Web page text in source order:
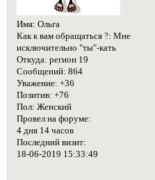
Имя: Ольга
Как к вам обращаться ?: Мне
исключительно "ты"-кать
Откуда: регион 19
Сообщений: 864
Уважение: +36
Позитив: +76
Пол: Женский
Провел на форуме:
4 дня 14 часов
Последний визит:
18-06-2019 15:33:49